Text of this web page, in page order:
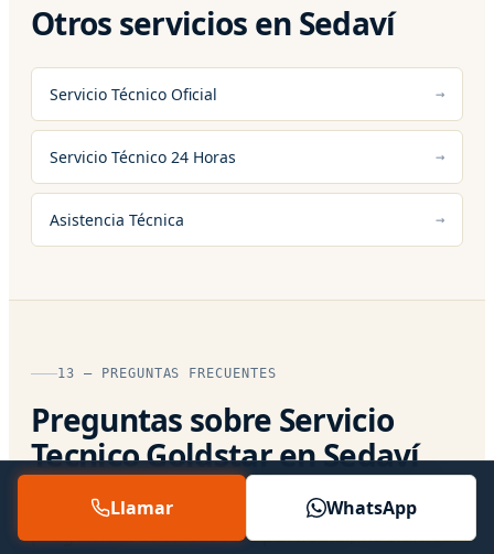
Otros servicios en Sedaví
Servicio Técnico Oficial
Servicio Técnico 24 Horas
Asistencia Técnica
13 — PREGUNTAS FRECUENTES
Preguntas sobre Servicio
Tecnico Goldstar en Sedaví
Respuestas directas a lo que más nos
preguntan. Si tu caso es particular, hablamos
Llamar WhatsApp